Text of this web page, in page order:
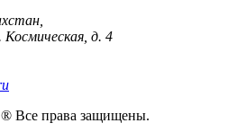
д. 4
права защищены.